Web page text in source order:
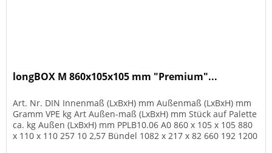
longBOX M 860x105x105 mm "Premium"...
Art. Nr. DIN Innenmaß (LxBxH) mm Außenmaß (LxBxH) mm
Gramm VPE kg Art Außen-maß (LxBxH) mm Stück auf Palette
ca. kg Außen (LxBxH) mm PPLB10.06 A0 860 x 105 x 105 880
x 110 x 110 257 10 2,57 Bündel 1082 x 217 x 82 660 192 1200